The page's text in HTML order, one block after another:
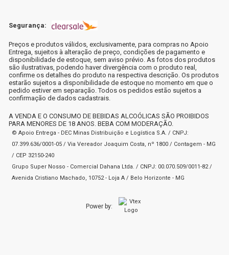
Segurança:
Preços e produtos válidos, exclusivamente, para compras no Apoio
Entrega, sujeitos à alteração de preço, condições de pagamento e
disponibilidade de estoque, sem aviso prévio. As fotos dos produtos
são ilustrativas, podendo haver divergência com o produto real,
confirme os detalhes do produto na respectiva descrição. Os produtos
estarão sujeitos a disponibilidade de estoque no momento em que o
pedido estiver em separação. Todos os pedidos estão sujeitos a
confirmação de dados cadastrais.
A VENDA E O CONSUMO DE BEBIDAS ALCOÓLICAS SÃO PROIBIDOS
PARA MENORES DE 18 ANOS. BEBA COM MODERAÇÃO.
© Apoio Entrega - DEC Minas Distribuição e Logística S.A. / CNPJ:
07.399.636/0001-05 / Via Vereador Joaquim Costa, nº 1800 / Contagem - MG
/ CEP 32150-240
Grupo Super Nosso - Comercial Dahana Ltda. / CNPJ: 00.070.509/0011-82 /
Avenida Cristiano Machado, 10752 - Loja A / Belo Horizonte - MG
Power by: